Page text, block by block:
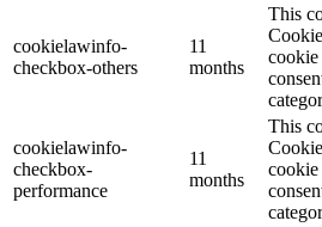
cookielawinfo-
checkbox-others
11
months
This
cookie
cookielawinfo-
checkbox-
performance
11
months
This
cookie